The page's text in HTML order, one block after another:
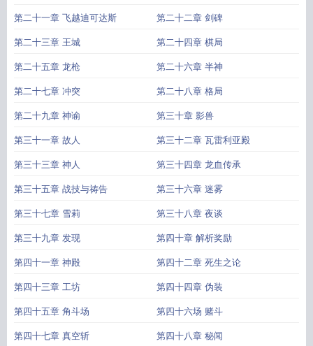
第二十一章 飞越迪可达斯 第二十二章 剑碑
第二十三章 王城 第二十四章 棋局
第二十五章 龙枪 第二十六章 半神
第二十七章 冲突 第二十八章 格局
第二十九章 神谕 第三十章 影兽
第三十一章 故人 第三十二章 瓦雷利亚殿
第三十三章 神人 第三十四章 龙血传承
第三十五章 战技与祷告 第三十六章 迷雾
第三十七章 雪莉 第三十八章 夜谈
第三十九章 发现 第四十章 解析奖励
第四十一章 神殿 第四十二章 死生之论
第四十三章 工坊 第四十四章 伪装
第四十五章 角斗场 第四十六场 赌斗
第四十七章 真空斩 第四十八章 秘闻